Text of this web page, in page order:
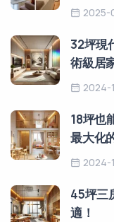
2025-
32坪現
術級居
2024-
18坪也
最大化
2024-
45坪三
適！